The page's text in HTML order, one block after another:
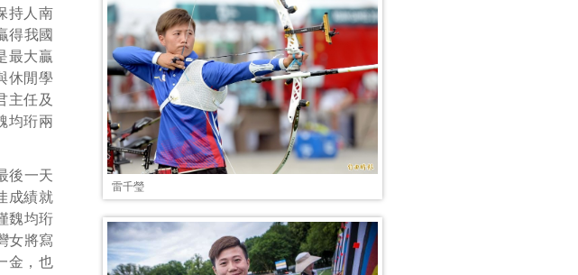
雷千瑩
持人南
得我國
最大贏
休閒學
主任及
均珩兩
後一天
成績就
魏均珩
女將寫
金，也